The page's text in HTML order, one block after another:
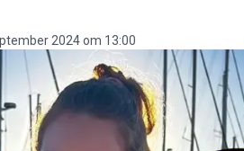
2024 om 13:00